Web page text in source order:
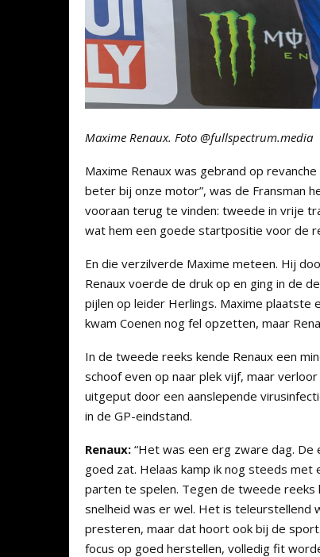
Maxime Renaux. Foto @fullspectrum.media
Maxime Renaux was gebrand op
beter bij onze motor”, was de Fransman
vooraan terug te vinden: tweede in vrije
wat hem een goede startpositie voor de
En die verzilverde Maxime meteen. Hij
Renaux voerde de druk op en ging in de
pijlen op leider Herlings. Maxime plaatste
kwam Coenen nog fel opzetten, maar
In de tweede reeks kende Renaux een
schoof even op naar plek vijf, maar
uitgeput door een aanslepende
in de GP-eindstand.
Renaux: “Het was een erg zware dag.
goed zat. Helaas kamp ik nog steeds
parten te spelen. Tegen de tweede
snelheid was er wel. Het is teleurstellend
presteren, maar dat hoort ook bij de
focus op goed herstellen, volledig fit